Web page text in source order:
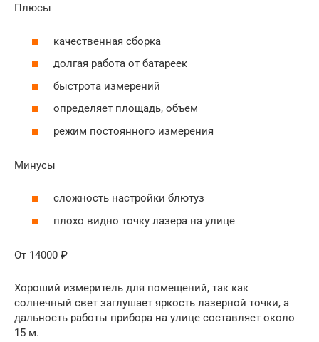
Плюсы
качественная сборка
долгая работа от батареек
быстрота измерений
определяет площадь, объем
режим постоянного измерения
Минусы
сложность настройки блютуз
плохо видно точку лазера на улице
От 14000 ₽
Хороший измеритель для помещений, так как
солнечный свет заглушает яркость лазерной точки, а
дальность работы прибора на улице составляет около
15 м.